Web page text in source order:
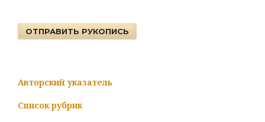
ОТПРАВИТЬ РУКОПИСЬ
Авторский указатель
Список рубрик